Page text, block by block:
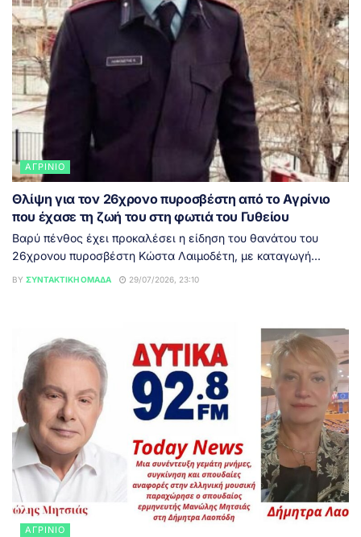
ΑΓΡΊΝΙΟ
Θλίψη για τον 26χρονο πυροσβέστη από το Αγρίνιο
που έχασε τη ζωή του στη φωτιά του Γυθείου
Βαρύ πένθος έχει προκαλέσει η είδηση του θανάτου του
26χρονου πυροσβέστη Κώστα Λαιμοδέτη, με καταγωγή...
BY ΣΥΝΤΑΚΤΙΚΉ ΟΜΆΔΑ 29/07/2026, 23:10
ΑΓΡΊΝΙΟ